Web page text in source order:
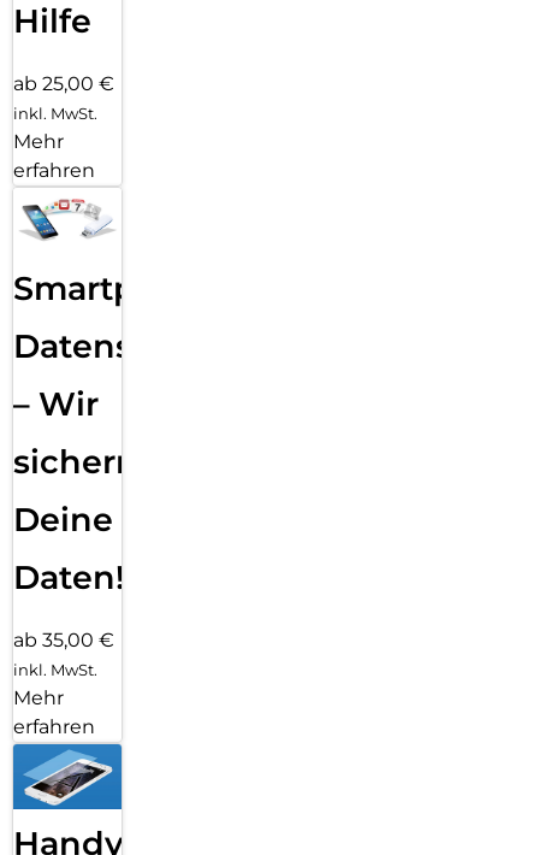
Hilfe
ab 25,00 €
inkl. MwSt.
Mehr
erfahren
Smartphone
Datensicherung
– Wir
sichern
Deine
Daten!
ab 35,00 €
inkl. MwSt.
Mehr
erfahren
Handy